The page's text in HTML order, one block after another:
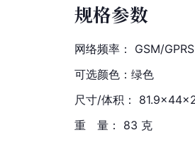
规格参数
网络频率： GSM/
可选颜色：绿色
尺寸/体积：
重　量： 83 克